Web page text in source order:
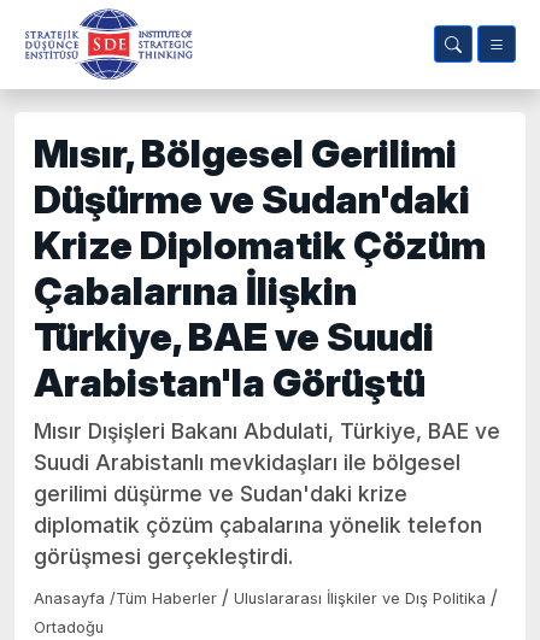
Mısır, Bölgesel Gerilimi
Düşürme ve Sudan'daki
Krize Diplomatik Çözüm
Çabalarına İlişkin
Türkiye, BAE ve Suudi
Arabistan'la Görüştü
Mısır Dışişleri Bakanı Abdulati, Türkiye, BAE ve
Suudi Arabistanlı mevkidaşları ile bölgesel
gerilimi düşürme ve Sudan'daki krize
diplomatik çözüm çabalarına yönelik telefon
görüşmesi gerçekleştirdi.
Anasayfa /Tüm Haberler / Uluslararası İlişkiler ve Dış Politika /
Ortadoğu